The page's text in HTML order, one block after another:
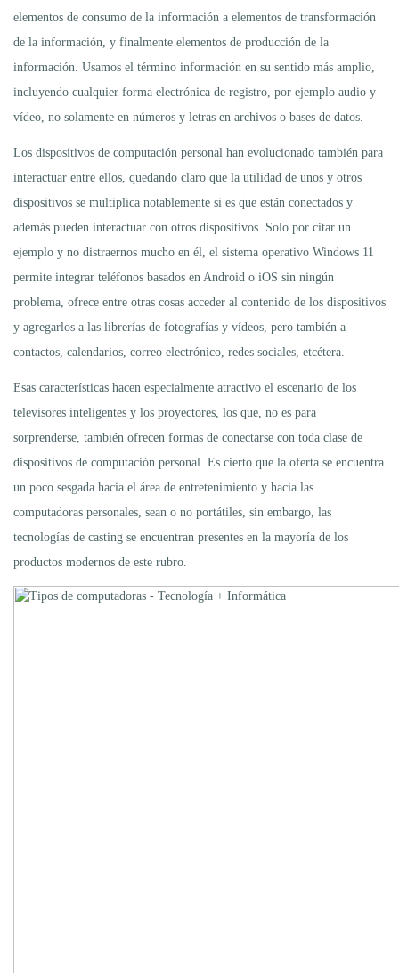
elementos de consumo de la información a elementos de transformación
de la información, y finalmente elementos de producción de la
información. Usamos el término información en su sentido más amplio,
incluyendo cualquier forma electrónica de registro, por ejemplo audio y
vídeo, no solamente en números y letras en archivos o bases de datos.
Los dispositivos de computación personal han evolucionado también para
interactuar entre ellos, quedando claro que la utilidad de unos y otros
dispositivos se multiplica notablemente si es que están conectados y
además pueden interactuar con otros dispositivos. Solo por citar un
ejemplo y no distraernos mucho en él, el sistema operativo Windows 11
permite integrar teléfonos basados en Android o iOS sin ningún
problema, ofrece entre otras cosas acceder al contenido de los dispositivos
y agregarlos a las librerías de fotografías y vídeos, pero también a
contactos, calendarios, correo electrónico, redes sociales, etcétera.
Esas características hacen especialmente atractivo el escenario de los
televisores inteligentes y los proyectores, los que, no es para
sorprenderse, también ofrecen formas de conectarse con toda clase de
dispositivos de computación personal. Es cierto que la oferta se encuentra
un poco sesgada hacia el área de entretenimiento y hacia las
computadoras personales, sean o no portátiles, sin embargo, las
tecnologías de casting se encuentran presentes en la mayoría de los
productos modernos de este rubro.